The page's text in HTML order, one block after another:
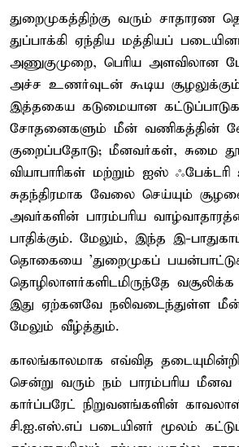
துறைமுகத்திற்கு வரும் சாதாரண
துப்பாக்கி ஏந்திய மத்தியப்
அணுகுமுறை, பெரிய அளவிலான
அச்ச உணர்வுடன் கூடிய
இத்தகைய கடுமையான
சோதனைகளும் மீன் வணிகத்தின்
குறைப்பதோடு; மீனவர்கள், சுமை
வியாபாரிகள் மற்றும் ஐஸ்
சுதந்திரமாக வேலை செய்யும்
அவர்களின் பாரம்பரிய
பாதிக்கும். மேலும், இந்த இ-
தொகையை 'துறைமுகப்
தொழிலாளர்களிடமிருந்தே
இது ஏற்கனவே நலிவடைந்துள்ள
மேலும் வீழ்த்தும்.
காலங்காலமாக எவ்வித
சென்று வரும் நம் பாரம்பரிய மீனவ
கார்ப்பரேட் நிறுவனங்களின்
சி.ஐ.எஸ்.எப் படையினர் மூலம்